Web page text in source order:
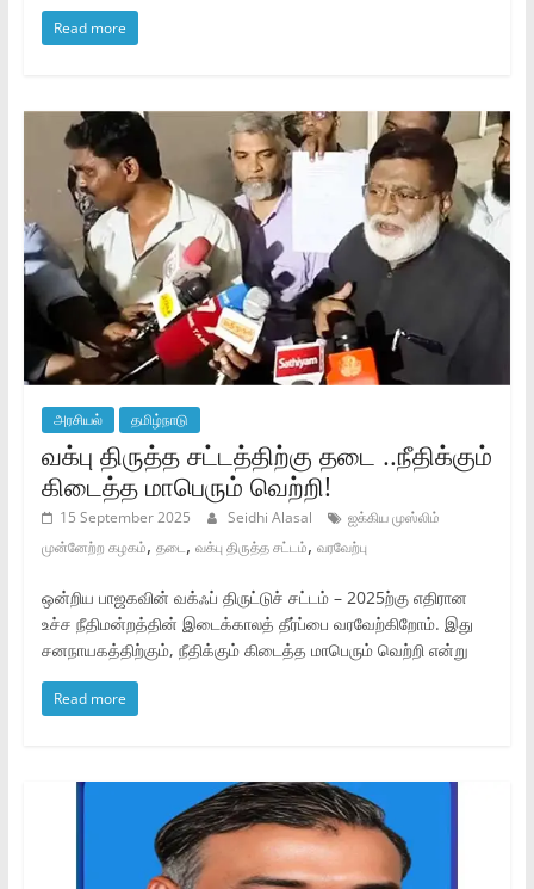
Read more
அரசியல் தமிழ்நாடு
வக்பு திருத்த சட்டத்திற்கு தடை ..நீதிக்கும்
கிடைத்த மாபெரும் வெற்றி!
15 September 2025 Seidhi Alasal
ஐக்கிய முஸ்லிம்
முன்னேற்ற கழகம், தடை, வக்பு திருத்த சட்டம், வரவேற்பு
ஒன்றிய பாஜகவின் வக்ஃப் திருட்டுச் சட்டம் – 2025ற்கு எதிரான
உச்ச நீதிமன்றத்தின் இடைக்காலத் தீர்ப்பை வரவேற்கிறோம். இது
சனநாயகத்திற்கும், நீதிக்கும் கிடைத்த மாபெரும் வெற்றி என்று
Read more